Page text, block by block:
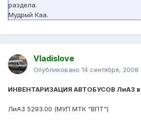
раздела.
Мудрый Каа.
Vladislove
Опубликовано 14 сентября, 2008
ИНВЕНТАРИЗАЦИЯ АВТОБУСОВ ЛиАЗ
ЛиАЗ 5293.00 (МУП МТК "ВПТ")